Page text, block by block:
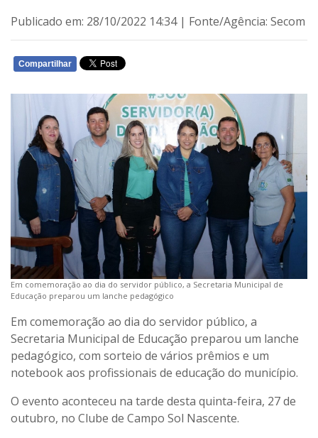
Publicado em: 28/10/2022 14:34 | Fonte/Agência: Secom
Compartilhar
Em comemoração ao dia do servidor público, a Secretaria Municipal de
Educação preparou um lanche pedagógico
Em comemoração ao dia do servidor público, a
Secretaria Municipal de Educação preparou um lanche
pedagógico, com sorteio de vários prêmios e um
notebook aos profissionais de educação do município.
O evento aconteceu na tarde desta quinta-feira, 27 de
outubro, no Clube de Campo Sol Nascente.